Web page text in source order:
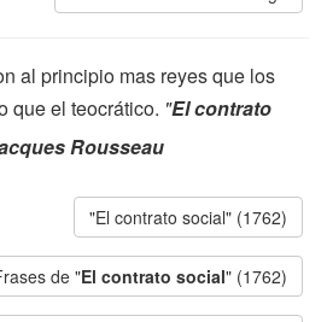
al principio mas reyes que los
que el teocrático. "El contrato
Rousseau
"El contrato social" (1762)
de "El contrato social" (1762)